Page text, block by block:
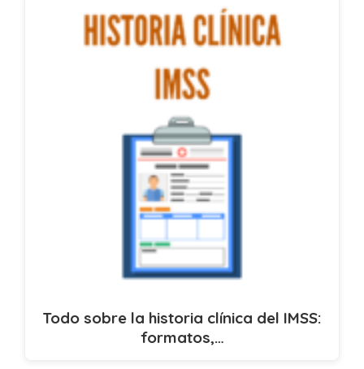
Todo sobre la historia clínica del IMSS:
formatos,…